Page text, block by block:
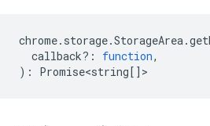
chrome. storage.StorageArea.
callback? : function,
) : Promise<string[]>